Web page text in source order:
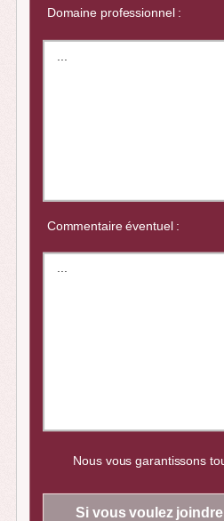
Domaine professionnel :
Nous vous garantissons
Commentaire éventuel :
Si vous voulez